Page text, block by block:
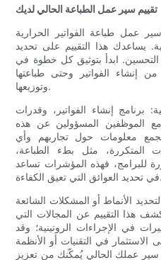
تقييم سير عمل الطباعة الحالي لديك
عمل طباعة الفواتير الحرارية
يساعدك هذا التقييم على تحديد
ابدأ بتوثيق كل خطوة في
إنشاء الفواتير وحتى طباعتها
وتوزيعها.
برنامج إنشاء الفواتير، وقدرات
الموظفين المسؤولين عن هذه
معلومات حول تجاربهم وأي
المتكررة، مثل بطء الطباعة،
للبرامج، فهذه المؤشرات تساعد
في تحديد العوائق التي تعيق الكفاءة.
الأنماط أو المشكلات الشائعة
هذا التقييم عن المجالات التي
في الإجراءات الروتينية؛ وقد
في التقنيات أو الأنظمة
سير عملك الحالي يُمكّنك من تعزيز